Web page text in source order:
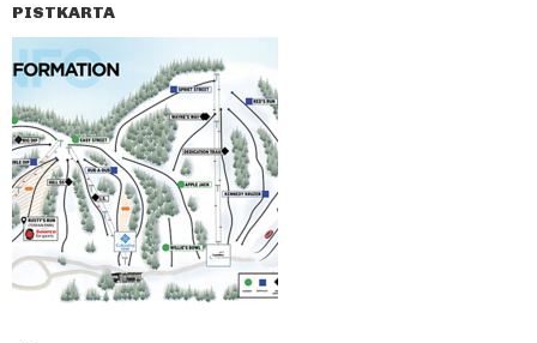
PISTKARTA